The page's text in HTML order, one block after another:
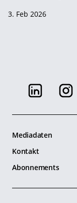
3. Feb 2026
Mediadaten
Kontakt
Abonnements